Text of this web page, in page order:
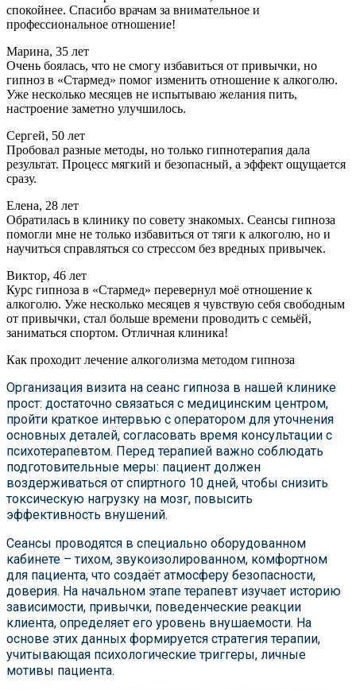
спокойнее. Спасибо врачам за внимательное и
профессиональное отношение!
Марина, 35 лет
Очень боялась, что не смогу избавиться от привычки, но
гипноз в «Стармед» помог изменить отношение к алкоголю.
Уже несколько месяцев не испытываю желания пить,
настроение заметно улучшилось.
Сергей, 50 лет
Пробовал разные методы, но только гипнотерапия дала
результат. Процесс мягкий и безопасный, а эффект ощущается
сразу.
Елена, 28 лет
Обратилась в клинику по совету знакомых. Сеансы гипноза
помогли мне не только избавиться от тяги к алкоголю, но и
научиться справляться со стрессом без вредных привычек.
Виктор, 46 лет
Курс гипноза в «Стармед» перевернул моё отношение к
алкоголю. Уже несколько месяцев я чувствую себя свободным
от привычки, стал больше времени проводить с семьёй,
заниматься спортом. Отличная клиника!
Как проходит лечение алкоголизма методом гипноза
Организация визита на сеанс гипноза в нашей клинике
прост: достаточно связаться с медицинским центром,
пройти краткое интервью с оператором для уточнения
основных деталей, согласовать время консультации с
психотерапевтом. Перед терапией важно соблюдать
подготовительные меры: пациент должен
воздерживаться от спиртного 10 дней, чтобы снизить
токсическую нагрузку на мозг, повысить
эффективность внушений.
Сеансы проводятся в специально оборудованном
кабинете – тихом, звукоизолированном, комфортном
для пациента, что создаёт атмосферу безопасности,
доверия. На начальном этапе терапевт изучает историю
зависимости, привычки, поведенческие реакции
клиента, определяет его уровень внушаемости. На
основе этих данных формируется стратегия терапии,
учитывающая психологические триггеры, личные
мотивы пациента.